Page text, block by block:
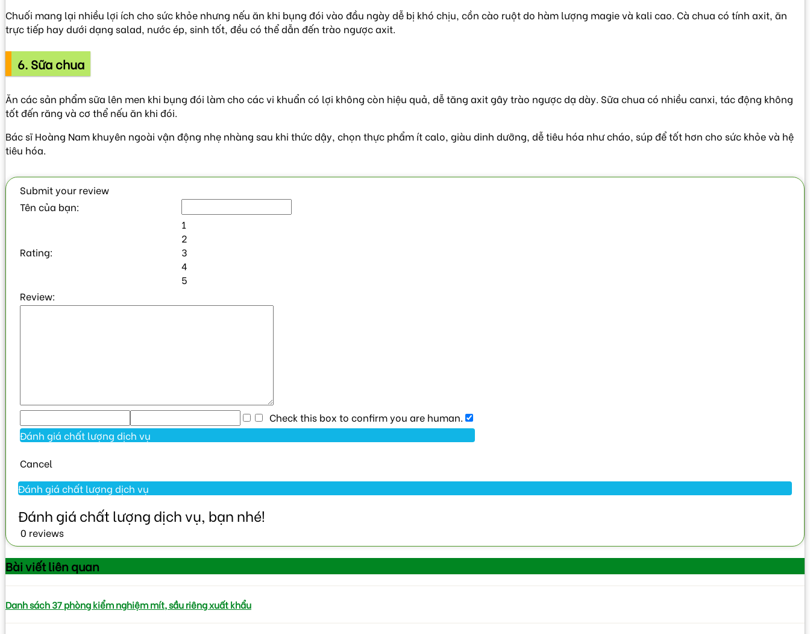
Chuối mang lại nhiều lợi ích cho sức khỏe nhưng nếu ăn khi bụng đói vào đầu ngày dễ bị khó chịu, cồn cào ruột do hàm lượng magie và kali cao. Cà chua có tính axit, ăn
trực tiếp hay dưới dạng salad, nước ép, sinh tốt, đều có thể dẫn đến trào ngược axit.
6. Sữa chua
Ăn các sản phẩm sữa lên men khi bụng đói làm cho các vi khuẩn có lợi không còn hiệu quả, dễ tăng axit gây trào ngược dạ dày. Sữa chua có nhiều canxi, tác động không
tốt đến răng và cơ thể nếu ăn khi đói.
Bác sĩ Hoàng Nam khuyên ngoài vận động nhẹ nhàng sau khi thức dậy, chọn thực phẩm ít calo, giàu dinh dưỡng, dễ tiêu hóa như cháo, súp để tốt hơn cho sức khỏe và hệ
tiêu hóa.
Submit your review
Tên của bạn:
Rating:
1
2
3
4
5
Review:
Check this box to confirm you are human.
Cancel
0 reviews
Bài viếtliên quan
Danh sách 37 phòng kiểm nghiệm mít, sầu riêng xuất khẩu